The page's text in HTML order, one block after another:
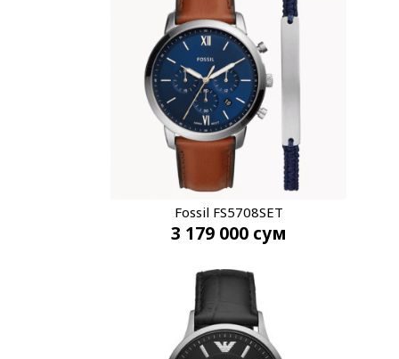
Fossil FS5708SET
3 179 000 сум